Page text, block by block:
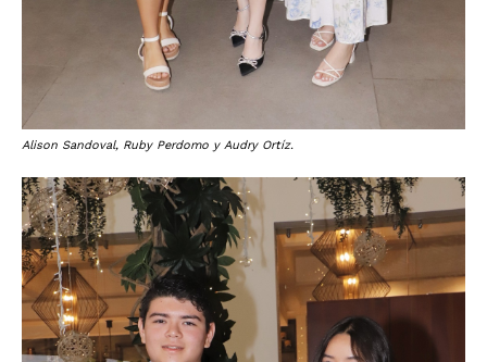
Alison Sandoval, Ruby Perdomo y Audry Ortíz.